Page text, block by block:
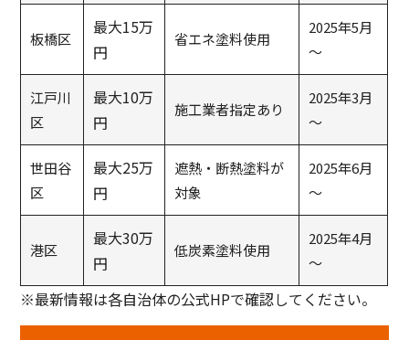
板橋区
最大15万
円
省エネ塗料使用
2025年5月
～
江戸川
区
最大10万
円
施工業者指定あり
2025年3月
～
世田谷
区
最大25万
円
遮熱・断熱塗料が
対象
2025年6月
～
港区
最大30万
円
低炭素塗料使用
2025年4月
～
※最新情報は各自治体の公式HPで確認してください。